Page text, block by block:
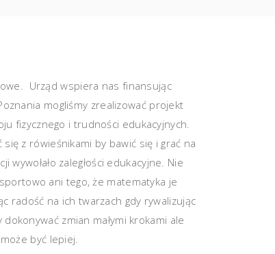
Urząd wspiera nas finansując
mogliśmy zrealizować projekt
fizycznego i trudności edukacyjnych.
z rówieśnikami by bawić się i grać na
zaległości edukacyjne. Nie
ani tego, że matematyka je
radość na ich twarzach gdy rywalizując
zmian małymi krokami ale
być lepiej.